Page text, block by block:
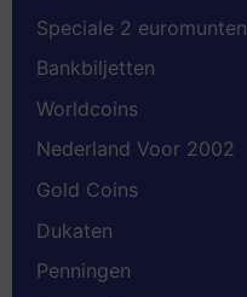
Speciale 2 euromunten
Bankbiljetten
Worldcoins
Nederland Voor 2002
Gold Coins
Dukaten
Penningen